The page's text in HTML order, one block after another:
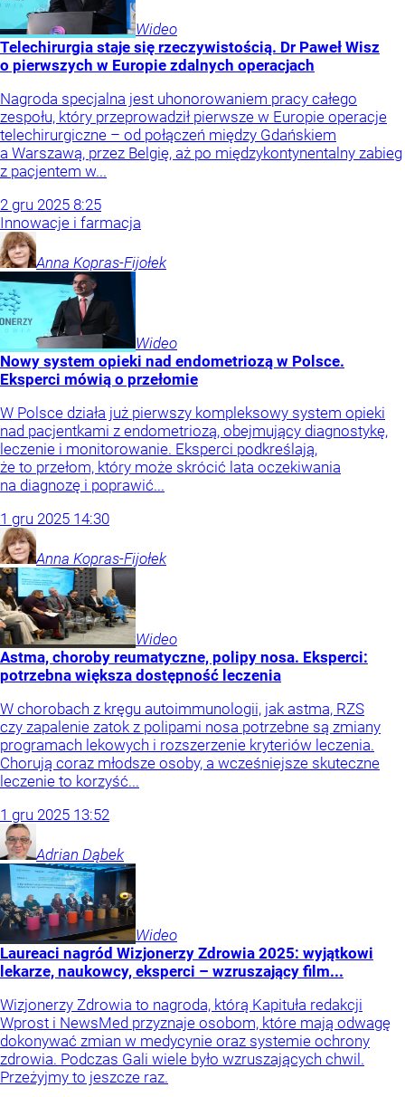
Wideo
Telechirurgia staje się rzeczywistością. Dr Paweł Wisz
o pierwszych w Europie zdalnych operacjach
Nagroda specjalna jest uhonorowaniem pracy całego
zespołu, który przeprowadził pierwsze w Europie operacje
telechirurgiczne – od połączeń między Gdańskiem
a Warszawą, przez Belgię, aż po międzykontynentalny zabieg
z pacjentem w...
2 gru 2025 8:25
Innowacje i farmacja
Anna Kopras-Fijołek
Wideo
Nowy system opieki nad endometriozą w Polsce.
Eksperci mówią o przełomie
W Polsce działa już pierwszy kompleksowy system opieki
nad pacjentkami z endometriozą, obejmujący diagnostykę,
leczenie i monitorowanie. Eksperci podkreślają,
że to przełom, który może skrócić lata oczekiwania
na diagnozę i poprawić...
1 gru 2025 14:30
Anna Kopras-Fijołek
Wideo
Astma, choroby reumatyczne, polipy nosa. Eksperci:
potrzebna większa dostępność leczenia
W chorobach z kręgu autoimmunologii, jak astma, RZS
czy zapalenie zatok z polipami nosa potrzebne są zmiany
programach lekowych i rozszerzenie kryteriów leczenia.
Chorują coraz młodsze osoby, a wcześniejsze skuteczne
leczenie to korzyść...
1 gru 2025 13:52
Adrian Dąbek
Wideo
Laureaci nagród Wizjonerzy Zdrowia 2025: wyjątkowi
lekarze, naukowcy, eksperci – wzruszający film...
Wizjonerzy Zdrowia to nagroda, którą Kapituła redakcji
Wprost i NewsMed przyznaje osobom, które mają odwagę
dokonywać zmian w medycynie oraz systemie ochrony
zdrowia. Podczas Gali wiele było wzruszających chwil.
Przeżyjmy to jeszcze raz.